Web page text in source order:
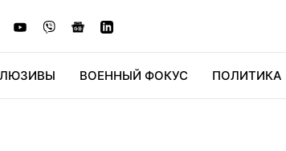
ВОЕННЫЙ ФОКУС ПОЛИТИКА